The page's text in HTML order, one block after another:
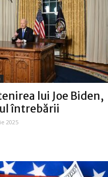
lui Joe Biden,
întrebării
2025